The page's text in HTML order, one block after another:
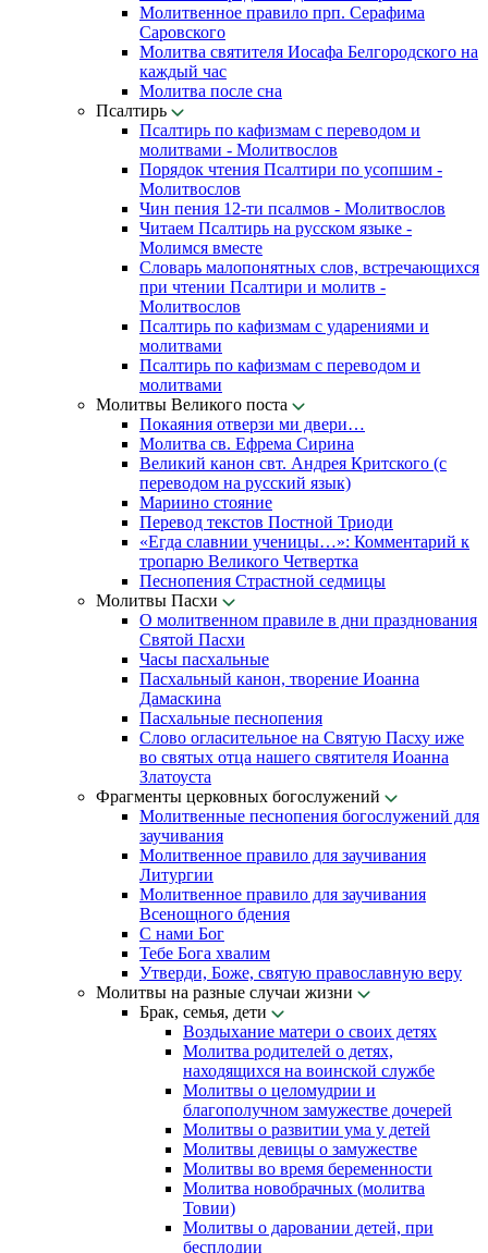
Молитвенное правило прп. Серафима
Саровского
Молитва святителя Иосафа Белгородского на
каждый час
Молитва после сна
Псалтирь
Псалтирь по кафизмам с переводом и
молитвами - Молитвослов
Порядок чтения Псалтири по усопшим -
Молитвослов
Чин пения 12-ти псалмов - Молитвослов
Читаем Псалтирь на русском языке -
Молимся вместе
Словарь малопонятных слов, встречающихся
при чтении Псалтири и молитв -
Молитвослов
Псалтирь по кафизмам с ударениями и
молитвами
Псалтирь по кафизмам с переводом и
молитвами
Молитвы Великого поста
Покаяния отверзи ми двери…
Молитва св. Ефрема Сирина
Великий канон свт. Андрея Критского (с
переводом на русский язык)
Мариино стояние
Перевод текстов Постной Триоди
«Егда славнии ученицы…»: Комментарий к
тропарю Великого Четвертка
Песнопения Страстной седмицы
Молитвы Пасхи
О молитвенном правиле в дни празднования
Святой Пасхи
Часы пасхальные
Пасхальный канон, творение Иоанна
Дамаскина
Пасхальные песнопения
Слово огласительное на Святую Пасху иже
во святых отца нашего святителя Иоанна
Златоуста
Фрагменты церковных богослужений
Молитвенные песнопения богослужений для
заучивания
Молитвенное правило для заучивания
Литургии
Молитвенное правило для заучивания
Всенощного бдения
С нами Бог
Тебе Бога хвалим
Утверди, Боже, святую православную веру
Молитвы на разные случаи жизни
Брак, семья, дети
Воздыхание матери о своих детях
Молитва родителей о детях,
находящихся на воинской службе
Молитвы о целомудрии и
благополучном замужестве дочерей
Молитвы о развитии ума у детей
Молитвы девицы о замужестве
Молитвы во время беременности
Молитва новобрачных (молитва
Товии)
Молитвы о даровании детей, при
бесплодии